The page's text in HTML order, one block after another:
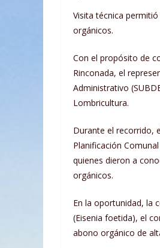
Visita técnica
orgánicos.
Con el propósito de
Rinconada, el
Administrativo
Lombricultura.
Durante el recorrido,
Planificación
quienes dieron a
orgánicos.
En la oportunidad, la
(Eisenia foetida), el
abono orgánico de